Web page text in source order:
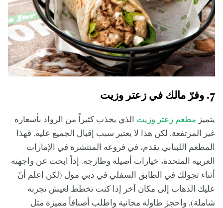
7. وفرّ مالك في زعتر وزيت
يتميز مطعم زعتر وزيت الذي يجذب كثيراً من الرواد بأسعاره
غير المرتفعة. لكن هذا لا يعتبر سبب إقبال الجميع عليه. فهذا
المطعم اللبناني يقدم، في فروعه المنتشرة في الإمارات
العربية المتحدة، خيارات أصيلة وطازجة. إذاً ابحث عن واجهته
أثناء تجولك في الطابق السفلي في دبي مول (لكن اعلم أنّ
عليك الذهاب إلى مكان آخر إذا كنت تخطط لعيش تجربة
شاملة). واحجز طاولة مجانية واطلب أصنافاً مميزة مثل